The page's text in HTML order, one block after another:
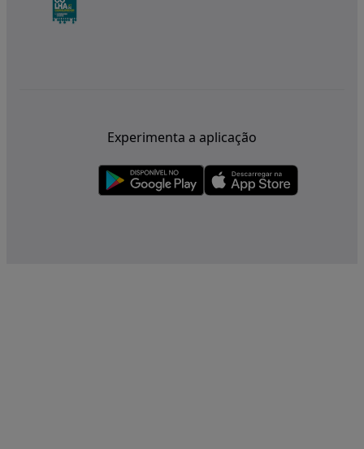
Experimenta a aplicação